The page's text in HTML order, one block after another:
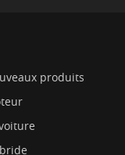
produits